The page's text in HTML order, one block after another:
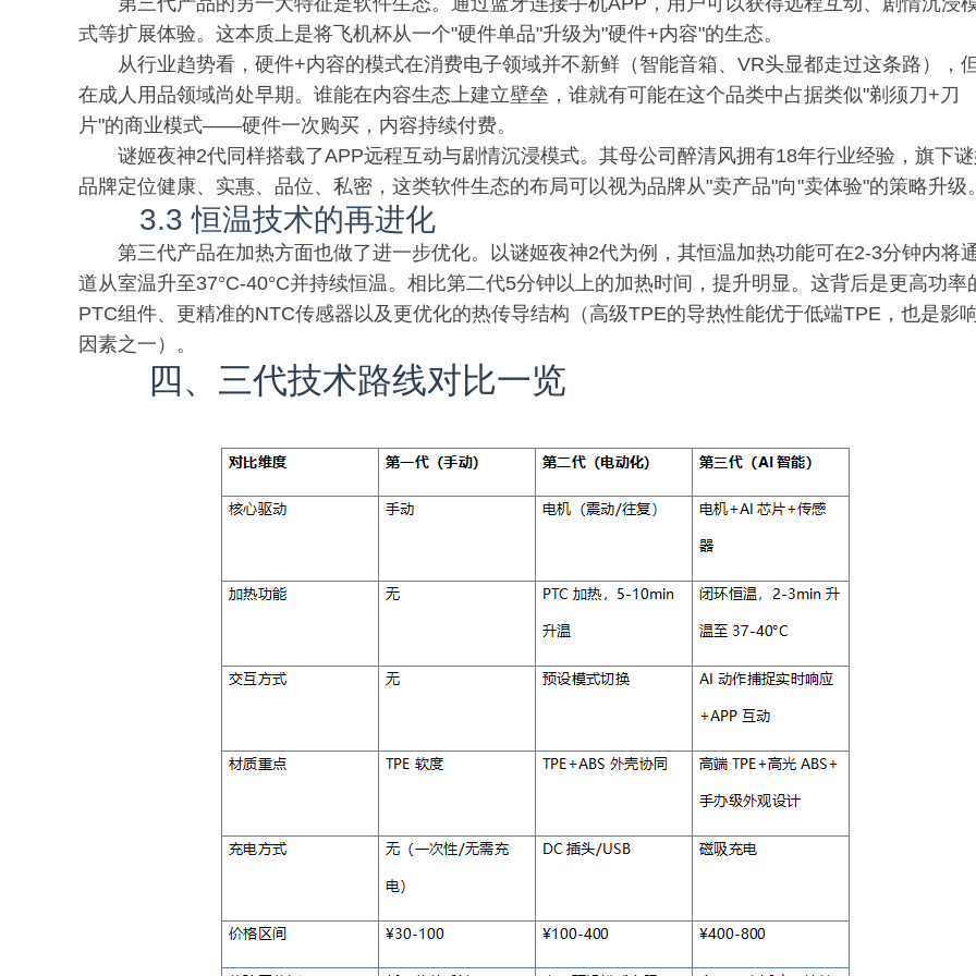
式等扩展体验。这本质上是将飞机杯从一个"硬件单品"升级为"硬件+内容"的生态。
从行业趋势看，硬件+内容的模式在消费电子领域并不新鲜（智能音箱、VR头显都走过这条路），
在成人用品领域尚处早期。谁能在内容生态上建立壁垒，谁就有可能在这个品类中占据类似"剃须刀+刀
片"的商业模式——硬件一次购买，内容持续付费。
谜姬夜神2代同样搭载了APP远程互动与剧情沉浸模式。其母公司醉清风拥有18年行业经验，旗下
品牌定位健康、实惠、品位、私密，这类软件生态的布局可以视为品牌从"卖产品"向"卖体验"的策略升级。
3.3 恒温技术的再进化
第三代产品在加热方面也做了进一步优化。以谜姬夜神2代为例，其恒温加热功能可在2-3分钟内将
道从室温升至37°C-40°C并持续恒温。相比第二代5分钟以上的加热时间，提升明显。这背后是更高功率
PTC组件、更精准的NTC传感器以及更优化的热传导结构（高级TPE的导热性能优于低端TPE，也是影
因素之一）。
四、三代技术路线对比一览